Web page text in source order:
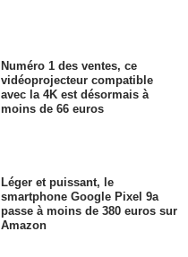
Numéro 1 des ventes, ce
vidéoprojecteur compatible
avec la 4K est désormais à
moins de 66 euros
Léger et puissant, le
smartphone Google Pixel 9a
passe à moins de 380 euros sur
Amazon